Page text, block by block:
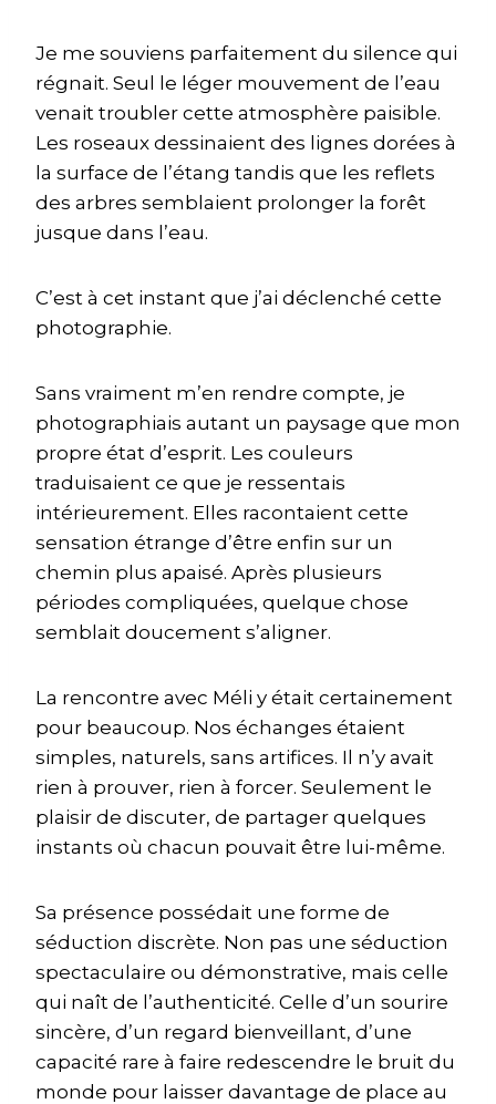
Je me souviens parfaitement du silence qui
régnait. Seul le léger mouvement de l’eau
venait troubler cette atmosphère paisible.
Les roseaux dessinaient des lignes dorées à
la surface de l’étang tandis que les reflets
des arbres semblaient prolonger la forêt
jusque dans l’eau.
C’est à cet instant que j’ai déclenché cette
photographie.
Sans vraiment m’en rendre compte, je
photographiais autant un paysage que mon
propre état d’esprit. Les couleurs
traduisaient ce que je ressentais
intérieurement. Elles racontaient cette
sensation étrange d’être enfin sur un
chemin plus apaisé. Après plusieurs
périodes compliquées, quelque chose
semblait doucement s’aligner.
La rencontre avec Méli y était certainement
pour beaucoup. Nos échanges étaient
simples, naturels, sans artifices. Il n’y avait
rien à prouver, rien à forcer. Seulement le
plaisir de discuter, de partager quelques
instants où chacun pouvait être lui-même.
Sa présence possédait une forme de
séduction discrète. Non pas une séduction
spectaculaire ou démonstrative, mais celle
qui naît de l’authenticité. Celle d’un sourire
sincère, d’un regard bienveillant, d’une
capacité rare à faire redescendre le bruit du
monde pour laisser davantage de place au